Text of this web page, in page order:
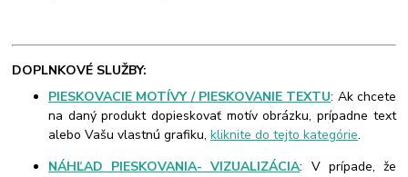
DOPLNKOVÉ SLUŽBY:
PIESKOVACIE MOTÍVY / PIESKOVANIE TEXTU: Ak chcete
na daný produkt dopieskovať motív obrázku, prípadne text
alebo Vašu vlastnú grafiku,kliknite do tejto kategórie.
NÁHĽAD PIESKOVANIA- VIZUALIZÁCIA: V prípade, že